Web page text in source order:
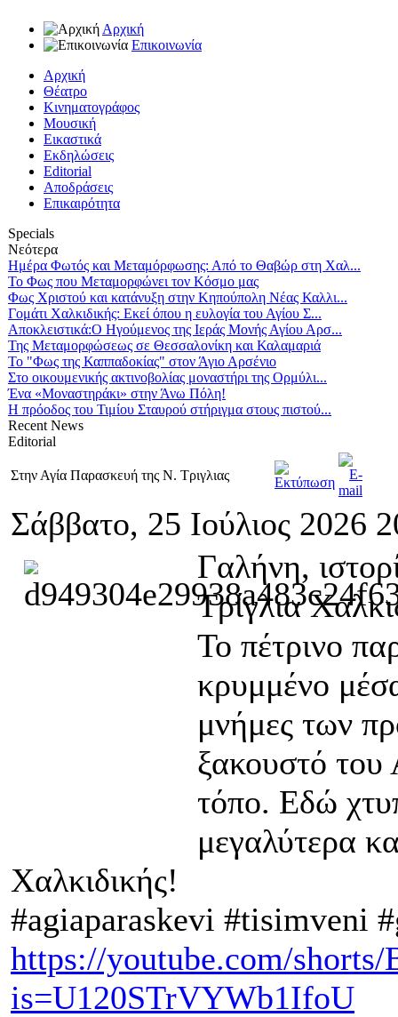
Αρχική
Επικοινωνία
Αρχική
Θέατρο
Κινηματογράφος
Μουσική
Εικαστικά
Εκδηλώσεις
Editorial
Αποδράσεις
Επικαιρότητα
Specials
Νεότερα
Ημέρα Φωτός και Μεταμόρφωσης: Από το Θαβώρ στη Χαλ...
Το Φως που Μεταμορφώνει τον Κόσμο μας
Φως Χριστού και κατάνυξη στην Κηπούπολη Νέας Καλλι...
Γομάτι Χαλκιδικής: Εκεί όπου η ευλογία του Αγίου Σ...
Αποκλειστικά:Ο Ηγούμενος της Ιεράς Μονής Αγίου Αρσ...
Της Μεταμορφώσεως σε Θεσσαλονίκη και Καλαμαριά
Το "Φως της Καππαδοκίας" στον Άγιο Αρσένιο
Στο οικουμενικής ακτινοβολίας μοναστήρι της Ορμύλι...
Ένα «Μοναστηράκι» στην Άνω Πόλη!
Η πρόοδος του Τιμίου Σταυρού στήριγμα στους πιστού...
Recent News
Editorial
Στην Αγία Παρασκευή της Ν. Τριγλιας
Σάββατο, 25 Ιούλιος 2026
Γαλήνη,
Τρίγλια
Το πέτρινο
κρυμμένο
μνήμες των
ξακουστό του
τόπο. Εδώ
μεγαλύτερα
Χαλκιδικής!
#agiaparaskevi #tisimveni
https://youtube.com/
is=U120STrVYWb1IfoU